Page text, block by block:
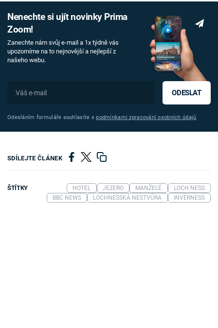
Nenechte si ujít novinky Prima
Zoom!
Zanechte nám svůj e-mail a 1x týdně vás
upozorníme na to nejnovější a nejlepší z
našeho webu.
ODESLAT
Odesláním formuláře souhlasíte spodmínkami zpracování osobních údajů
SDÍLEJTE ČLÁNEK
ŠTÍTKY HOTEL JEZERO MANŽELÉ
LOCH NESS
BBC NEWS
LOCHNESSKÁ NESTVŮRA INVERNESS